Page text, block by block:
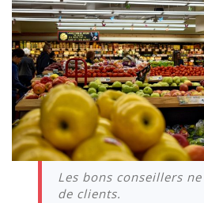
Les bons conseillers
de clients.